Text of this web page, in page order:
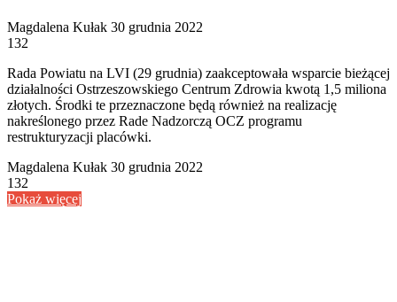
Magdalena Kułak Send
30 grudnia 2022
132
Rada Powiatu na LVI (29 grudnia) zaakceptowała wsparcie bieżącej
działalności Ostrzeszowskiego Centrum Zdrowia kwotą 1,5 miliona
złotych. Środki te przeznaczone będą również na realizację
nakreślonego przez Rade Nadzorczą OCZ programu
restrukturyzacji placówki.
Magdalena Kułak Send
30 grudnia 2022
132
Pokaż więcej